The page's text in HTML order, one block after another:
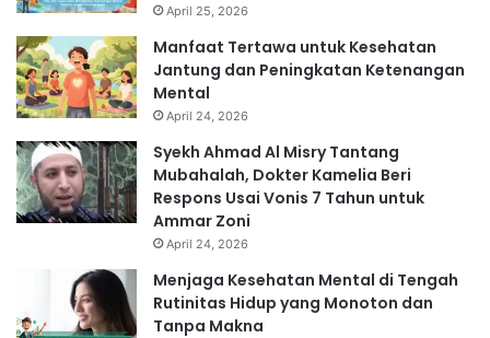
April 25, 2026
Manfaat Tertawa untuk Kesehatan
Jantung dan Peningkatan Ketenangan
Mental
April 24, 2026
Syekh Ahmad Al Misry Tantang
Mubahalah, Dokter Kamelia Beri
Respons Usai Vonis 7 Tahun untuk
Ammar Zoni
April 24, 2026
Menjaga Kesehatan Mental di Tengah
Rutinitas Hidup yang Monoton dan
Tanpa Makna